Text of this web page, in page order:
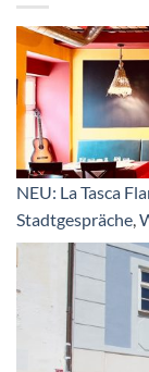
NEU: La Tasca
Stadtgespräche